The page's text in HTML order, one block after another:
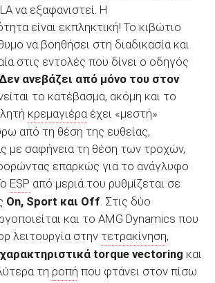
να εξαφανιστεί. Η
είναι εκπληκτική! Το κιβώτιο
να βοηθήσει στη διαδικασία και
στις εντολές που δίνει ο οδηγός
ανεβάζει από μόνο του στον
το κατέβασμα, ακόμη και το
κρεμαγιέραέχει «μεστή»
από τη θέση της ευθείας,
με σαφήνεια τη θέση των τροχών,
επαρκώς για το ανάγλυφο
ESP από μεριά του ρυθμίζεται σε
On, Sport και Off. Στις δύο
και το AMG Dynamics που
λειτουργία στην τετρακίνηση,
torque vectoring και
τη ροπή που φτάνει στον πίσω